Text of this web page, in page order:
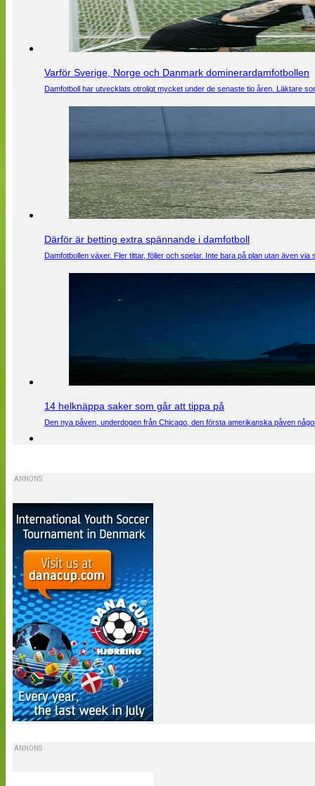
Varför Sverige, Norge och Danmark dominerardamfotbollen
Damfotboll har utvecklats otroligt mycket under de senaste tio åren. Läktare
Därför är betting extra spännande i damfotboll
Damfotbollen växer. Fler tittar, följer och spelar. Inte bara på plan utan även
14 helknäppa saker som går att tippa på
Den nya påven, underdogen från Chicago, den första amerikanska påven
ANNONS
ANNONS